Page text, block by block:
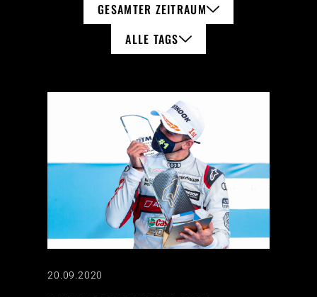
GESAMTER ZEITRAUM
ALLE TAGS
20.09.2020